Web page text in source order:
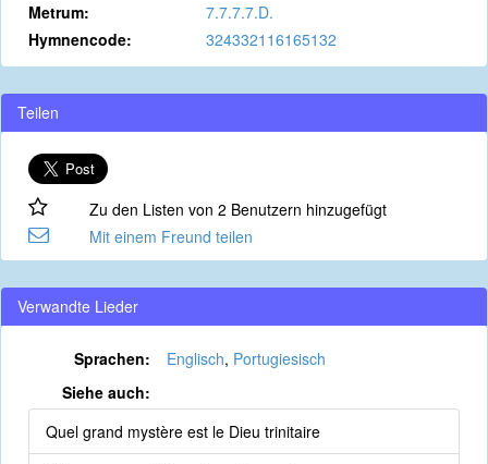
Metrum:
7.7.7.7.D.
Hymnencode:
324332116165132
Teilen
Zu den Listen von 2 Benutzern hinzugefügt
Mit einem Freund teilen
Verwandte Lieder
Sprachen: Englisch, Portugiesisch
Siehe auch:
Quel grand mystère est le Dieu trinitaire